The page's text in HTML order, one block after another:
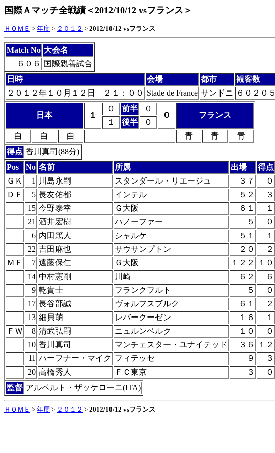
国際Ａマッチ全戦績＜2012/10/12 vsフランス＞
ＨＯＭＥ > 年度 > ２０１２ > 2012/10/12 vsフランス
Match No 大会名
６０６
国際親善試合
日時
会場 都市
観客数
２０１２年１０月１２日 ２１：００ Stade de France サンドニ ６０２０５
日本 １
０ 前半 ０
０
フランス
１
後半
０
白
白 白 青 青
青
得点 香川真司(88分)
Pos
No 名前 所属 出場 得点
ＧＫ
1 川島永嗣 スタンダール・リエージュ ３７
０
ＤＦ
5 長友佑都 インテル ５２
３
15 今野泰幸 Ｇ大阪 ６１
１
21 酒井宏樹 ハノーファー ５ ０
6 内田篤人 シャルケ ５１ １
22 吉田麻也 サウサンプトン ２０
２
ＭＦ
7 遠藤保仁 Ｇ大阪 １２２
１０
14 中村憲剛 川崎 ６２ ６
9 乾貴士 フランクフルト ５ ０
17 長谷部誠 ヴォルフスブルク ６１ ２
13 細貝萌 レバークーゼン １６ １
ＦＷ
8 清武弘嗣 ニュルンベルク １０
０
10 香川真司 マンチェスター・ユナイテッド ３６
１２
11 ハーフナー・マイク フィテッセ ９ ３
20 高橋秀人 ＦＣ東京 ３ ０
監督 アルベルト・ザッケローニ(ITA)
ＨＯＭＥ > 年度 > ２０１２ > 2012/10/12 vsフランス